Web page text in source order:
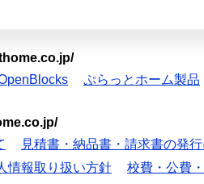
ぷらっとホーム製品
見積書・納品書・請求書の発
情報取り扱い方針 校費・公費